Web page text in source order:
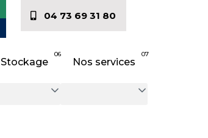
04 73 69 31 80
Stockage
06
Nos services
07